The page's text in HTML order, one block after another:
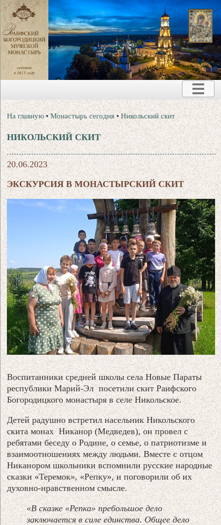
На главную •Монастырь сегодня •Никольский скит
НИКОЛЬСКИЙ СКИТ
20.06.2023
ЭКСКУРСИЯ В МОНАСТЫРСКИЙ СКИТ
Воспитанники средней школы села Новые Параты
республики Марий-Эл посетили скит Раифского
Богородицкого монастыря в селе Никольское.
Детей радушно встретил насельник Никольского
скита монах Никанор (Медведев), он провел с
ребятами беседу о Родине, о семье, о патриотизме и
взаимоотношениях между людьми. Вместе с отцом
Никанором школьники вспомнили русские народные
сказки «Теремок», «Репку», и поговорили об их
духовно-нравственном смысле.
«В сказке «Репка» пребольшое дело
заключается в силе единства. Общее дело